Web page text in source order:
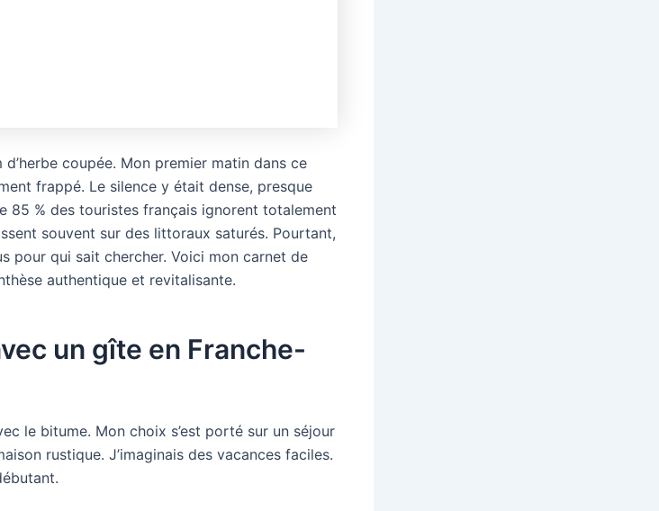
coupée. Mon premier matin dans ce
frappé. Le silence y était dense, presque
85 % des touristes français ignorent totalement
souvent sur des littoraux saturés. Pourtant,
pour qui sait chercher. Voici mon carnet de
authentique et revitalisante.
un gîte en Franche-
le bitume. Mon choix s’est porté sur un séjour
rustique. J’imaginais des vacances faciles.